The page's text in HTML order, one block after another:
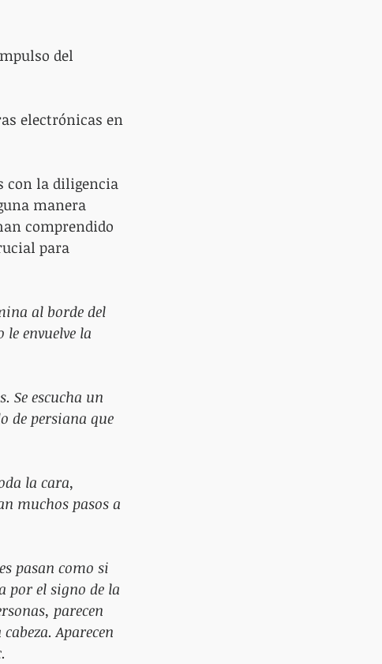
del
electrónicas en
con la diligencia
manera
comprendido
para
al borde del
envuelve la
Se escucha un
de persiana que
la cara,
muchos pasos a
pasan como si
por el signo de la
parecen
Aparecen